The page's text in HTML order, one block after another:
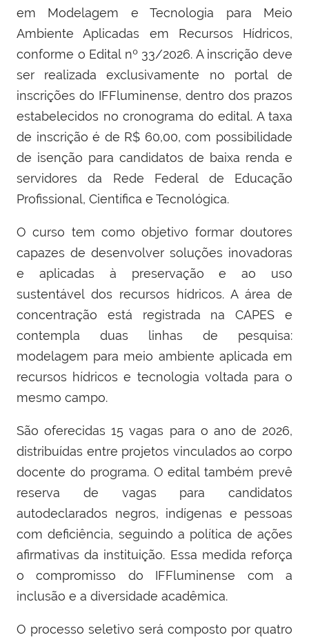
em Modelagem e Tecnologia para Meio
Ambiente Aplicadas em Recursos Hídricos,
conforme o Edital nº 33/2026. A inscrição deve
ser realizada exclusivamente no portal de
inscrições do IFFluminense, dentro dos prazos
estabelecidos no cronograma do edital. A taxa
de inscrição é de R$ 60,00, com possibilidade
de isenção para candidatos de baixa renda e
servidores da Rede Federal de Educação
Profissional, Científica e Tecnológica.
O curso tem como objetivo formar doutores
capazes de desenvolver soluções inovadoras
e aplicadas à preservação e ao uso
sustentável dos recursos hídricos. A área de
concentração está registrada na CAPES e
contempla duas linhas de pesquisa:
modelagem para meio ambiente aplicada em
recursos hídricos e tecnologia voltada para o
mesmo campo.
São oferecidas 15 vagas para o ano de 2026,
distribuídas entre projetos vinculados ao corpo
docente do programa. O edital também prevê
reserva de vagas para candidatos
autodeclarados negros, indígenas e pessoas
com deficiência, seguindo a política de ações
afirmativas da instituição. Essa medida reforça
o compromisso do IFFluminense com a
inclusão e a diversidade acadêmica.
O processo seletivo será composto por quatro